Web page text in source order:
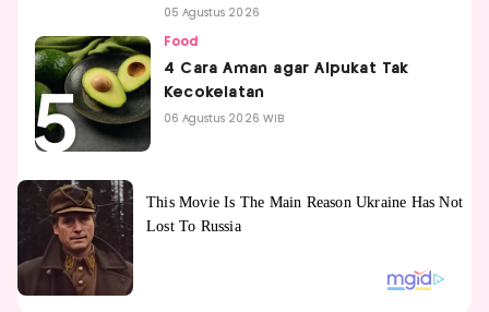
05 Agustus 2026
Food
4 Cara Aman agar Alpukat Tak
Kecokelatan
06 Agustus 2026 WIB